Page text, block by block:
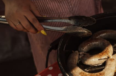
Články
TV Program
Škola vaření